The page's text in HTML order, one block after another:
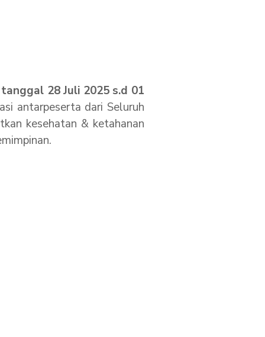
28 Juli 2025 s.d 01
antarpeserta dari Seluruh
kesehatan & ketahanan